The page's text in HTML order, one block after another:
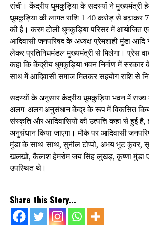
रांची। केंद्रीय धुमकुड़िया के सदस्यों ने मुख्यमंत्री
धुमकुड़िया की लागत राशि 1.40 करोड़ से बढ़ाकर
की है। करम टोली धुमकुड़िया परिसर में आयोजित
आदिवासी जनपरिषद के अध्यक्ष प्रेमशाही मुंडा
लेकर प्रतिनिधमंडल मुख्यमंत्री से मिलेगा। प्रेस
कहा कि केंद्रीय धुमकुड़िया भवन निर्माण में
साथ में आदिवासी समाज मिलकर सहयोग राशि से
सदस्यों के अनुसार केंद्रीय धुमकुड़िया भवन में
अलग-अलग अनुसंधान केंद्र के रूप में विकसित किया
संस्कृति और आदिवासियों की उत्पत्ति कहा से हुई है,
अनुसंधान किया जाएगा। मौके पर आदिवासी
मुंडा के साथ-साथ, सुनील टोप्पो, अभय भुट कुंवर,
खलखो, कैलाश हेमरोम जय सिंह लुखड़, कृष्णा मुंडा
उपस्थित थे।
Share this Story...